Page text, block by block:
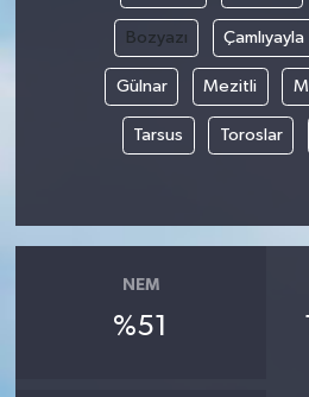
Bozyazı Çamlıyayla
Gülnar Mezitli
Tarsus Toroslar
NEM
%51